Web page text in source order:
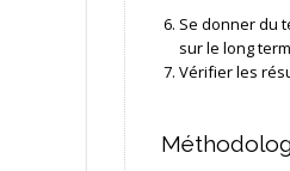
Se donner du
sur le long
Vérifier les